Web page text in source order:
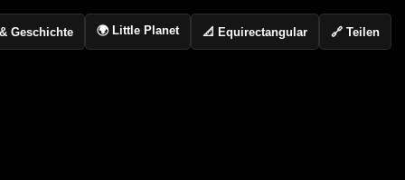
Geschichte 🌍 Little Planet 📐 Equirectangular 🔗 Teilen